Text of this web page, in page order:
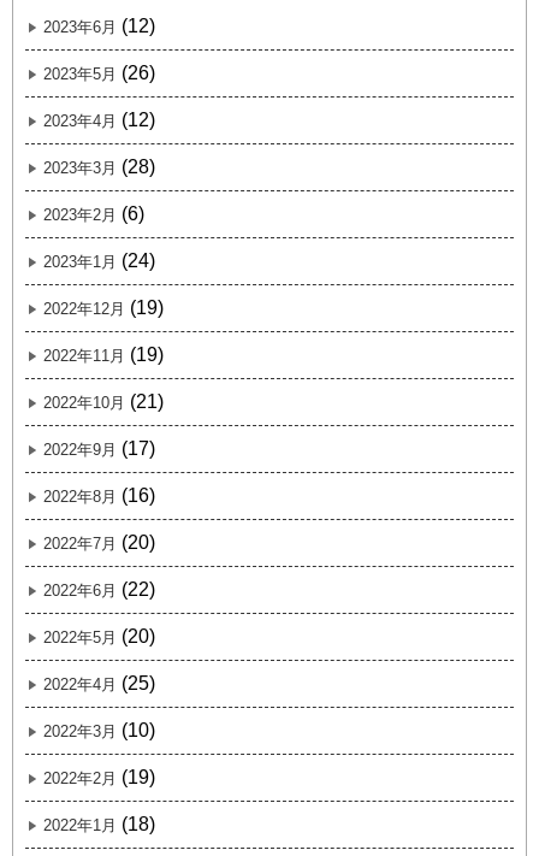
2023年6月 (12)
2023年5月 (26)
2023年4月 (12)
2023年3月 (28)
2023年2月 (6)
2023年1月 (24)
2022年12月 (19)
2022年11月 (19)
2022年10月 (21)
2022年9月 (17)
2022年8月 (16)
2022年7月 (20)
2022年6月 (22)
2022年5月 (20)
2022年4月 (25)
2022年3月 (10)
2022年2月 (19)
2022年1月 (18)